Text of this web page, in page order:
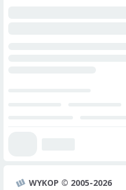
WYKOP © 2005-2026